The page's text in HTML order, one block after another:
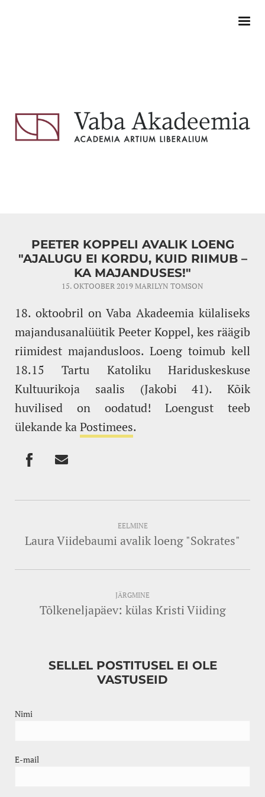
PEETER KOPPELI AVALIK LOENG
"AJALUGU EI KORDU, KUID RIIMUB –
KA MAJANDUSES!"
15. OKTOOBER 2019MARILYN TOMSON
18. oktoobril on Vaba Akadeemia külaliseks
majandusanalüütik Peeter Koppel, kes räägib
riimidest majandusloos. Loeng toimub kell
18.15 Tartu Katoliku Hariduskeskuse
Kultuurikoja saalis (Jakobi 41). Kõik
huvilised on oodatud! Loengust teeb
ülekande kaPostimees.
EELMINE
Laura Viidebaumi avalik loeng "Sokrates"
JÄRGMINE
Tõlkeneljapäev: külas Kristi Viiding
SELLEL POSTITUSEL EI OLE
VASTUSEID
Nimi
E-mail